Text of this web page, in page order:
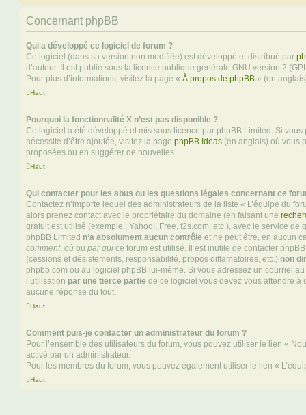
Concernant phpBB
Qui a développé ce logiciel de forum ?
Ce logiciel (dans sa version non modifiée) est développé et distribué par
d’auteur. Il est publié sous la licence publique générale GNU version 2
Pour plus d’informations, visitez la page « À propos de phpBB » (en
Haut
Pourquoi la fonctionnalité X n’est pas disponible ?
Ce logiciel a été développé et mis sous licence par phpBB Limited. Si vous
nécessite d’être ajoutée, visitez la page phpBB Ideas (en anglais) où vous
proposées ou en suggérer de nouvelles.
Haut
Qui contacter pour les abus ou les questions légales concernant ce
Contactez n’importe lequel des administrateurs de la liste « L’équipe du
alors prenez contact avec le propriétaire du domaine (en faisant une
gratuit est utilisé (exemple : Yahoo!, Free, f2s.com, etc.), avec le service de
phpBB Limited n’a absolument aucun contrôle et ne peut être, en aucun
comment, où ou par qui ce forum est utilisé. Il est inutile de contacter
(cessions et désistements, responsabilité, propos diffamatoires, etc.) non
phpbb.com ou au logiciel phpBB lui-même. Si vous adressez un courriel
l’utilisation par une tierce partie de ce logiciel vous devez vous attendre à
aucune réponse du tout.
Haut
Comment puis-je contacter un administrateur du forum ?
Pour l’ensemble des utilisateurs du forum, vous pouvez utiliser le lien «
activé par un administrateur.
Pour les membres du forum, vous pouvez également utiliser le lien «
Haut